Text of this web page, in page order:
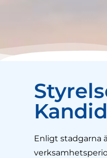
­Enligt stadgarna